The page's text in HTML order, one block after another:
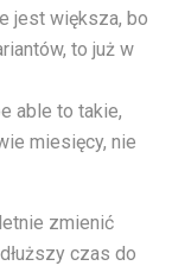
jest większa, bo
to już w
able to takie,
miesięcy, nie
zmienić
czas do